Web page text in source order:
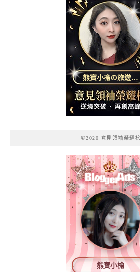
熊寶小榆の旅遊日
記
🧚2020 意見領袖榮耀榜
熊寶小榆